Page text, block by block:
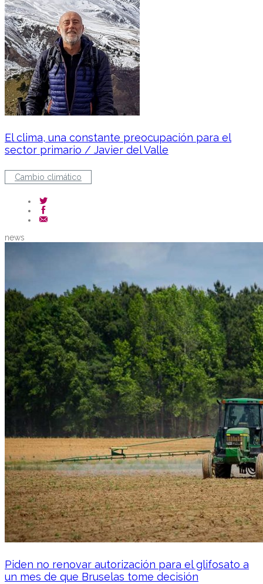
El clima, una constante preocupación para el
sector primario / Javier del Valle
Cambio climático
news
Piden no renovar autorización para el glifosato a
un mes de que Bruselas tome decisión